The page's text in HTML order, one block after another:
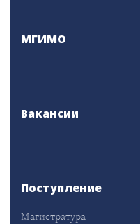
МГИМО
Вакансии
Поступление
Магистратура